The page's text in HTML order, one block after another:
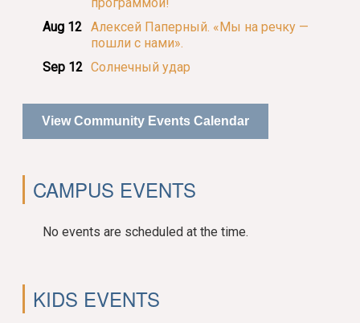
программой!
Aug 12 Алексей Паперный. «Мы на речку —
пошли с нами».
Sep 12 Солнечный удар
View Community Events Calendar
CAMPUS EVENTS
No events are scheduled at the time.
KIDS EVENTS